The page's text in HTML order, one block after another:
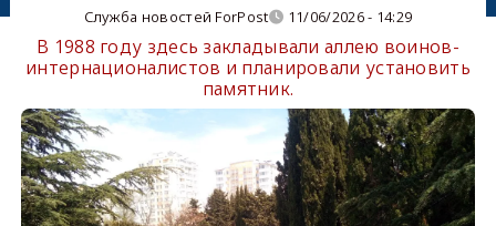
Служба новостей ForPost 11/06/2026 - 14:29
В 1988 году здесь закладывали аллею воинов-
интернационалистов и планировали установить
памятник.